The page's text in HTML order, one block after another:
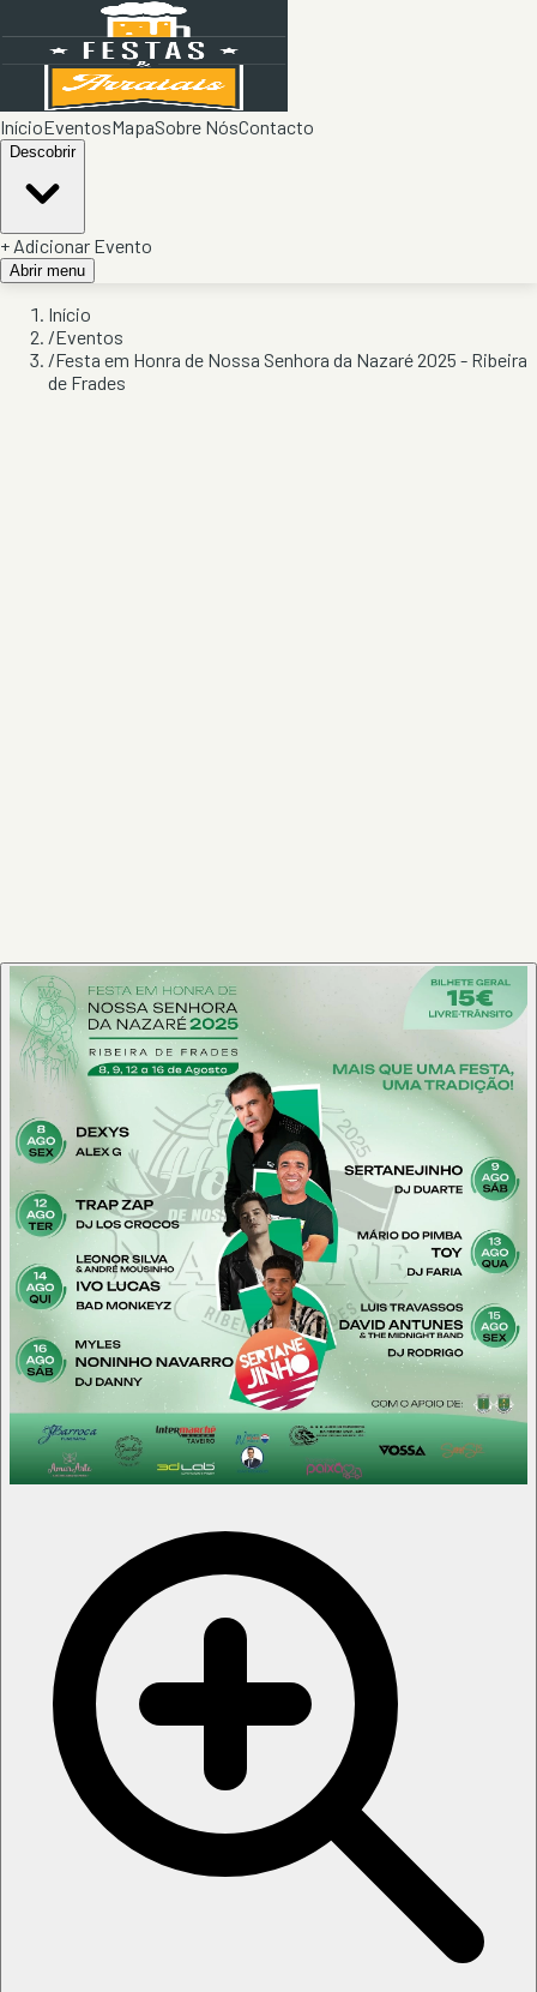
InícioEventosMapaSobre NósContacto
Descobrir
+ Adicionar Evento
Abrir menu
Início
/Eventos
/Festa em Honra de Nossa Senhora da Nazaré 2025 - Ribeira
de Frades